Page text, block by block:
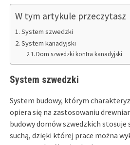
W tym artykule przeczytasz
System szwedzki
System kanadyjski
Dom szwedzki kontra kanadyjski
System szwedzki
System budowy, którym
opiera się na zastosowaniu
budowy domów szwedzkich
suchą, dzięki której prace można